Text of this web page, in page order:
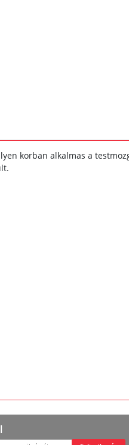
korban alkalmas a